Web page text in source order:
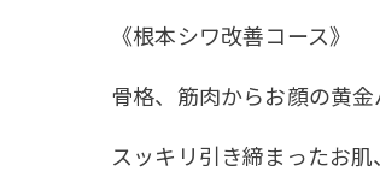
《根本シワ改善コース》
骨格、筋肉からお顔の黄
スッキリ引き締まったお